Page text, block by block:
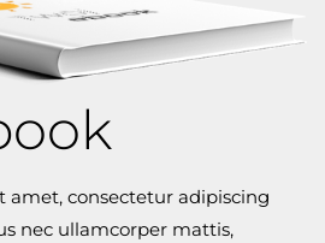
amet, consectetur adipiscing
nec ullamcorper mattis,